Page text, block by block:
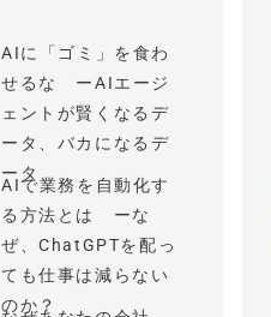
AIに「ゴミ」を食わ
せるな ーAIエージ
ェントが賢くなるデ
ータ、バカになるデ
ータ
AIで業務を自動化す
る方法とは ーな
ぜ、ChatGPTを配っ
ても仕事は減らない
のか？